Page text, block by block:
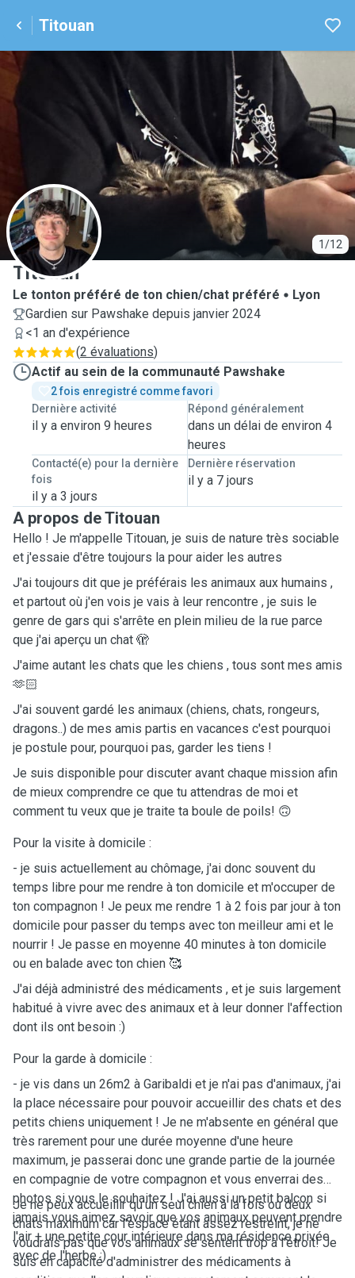
Titouan
1/12
T
Titouan
Le tonton préféré de ton chien/chat préféré
Lyon
Gardien sur Pawshake depuis janvier 2024
<1 an d'expérience
(2 évaluations)
Actif au sein de la communauté Pawshake
2 fois enregistré comme favori
Dernière activité
il y a environ 9 heures
Répond généralement
dans un délai de environ 4
heures
Contacté(e) pour la dernière
fois
il y a 3 jours
Dernière réservation
il y a 7 jours
A propos de Titouan
Hello ! Je m'appelle Titouan, je suis de nature très sociable
et j'essaie d'être toujours la pour aider les autres
J'ai toujours dit que je préférais les animaux aux humains ,
et partout où j'en vois je vais à leur rencontre , je suis le
genre de gars qui s'arrête en plein milieu de la rue parce
que j'ai aperçu un chat 🫣
J'aime autant les chats que les chiens , tous sont mes amis
🫶🏻
J'ai souvent gardé les animaux (chiens, chats, rongeurs,
dragons..) de mes amis partis en vacances c'est pourquoi
je postule pour, pourquoi pas, garder les tiens !
Je suis disponible pour discuter avant chaque mission afin
de mieux comprendre ce que tu attendras de moi et
comment tu veux que je traite ta boule de poils! 🙃
Pour la visite à domicile :
- je suis actuellement au chômage, j'ai donc souvent du
temps libre pour me rendre à ton domicile et m'occuper de
ton compagnon ! Je peux me rendre 1 à 2 fois par jour à ton
domicile pour passer du temps avec ton meilleur ami et le
nourrir ! Je passe en moyenne 40 minutes à ton domicile
ou en balade avec ton chien 🥰
J'ai déjà administré des médicaments , et je suis largement
habitué à vivre avec des animaux et à leur donner l'affection
dont ils ont besoin :)
Pour la garde à domicile :
- je vis dans un 26m2 à Garibaldi et je n'ai pas d'animaux, j'ai
la place nécessaire pour pouvoir accueillir des chats et des
petits chiens uniquement ! Je ne m'absente en général que
très rarement pour une durée moyenne d'une heure
maximum, je passerai donc une grande partie de la journée
en compagnie de votre compagnon et vous enverrai des
photos si vous le souhaitez ! J'ai aussi un petit balcon si
jamais vous aimez savoir que vos animaux peuvent prendre
l'air + une petite cour intérieure dans ma résidence privée
avec de l'herbe :)
Je ne peux accueillir qu'un seul chien à la fois ou deux
chats maximum car l'espace étant assez restreint, je ne
voudrais pas que vos animaux se sentent trop à l'étroit! Je
suis en capacité d'administrer des médicaments à